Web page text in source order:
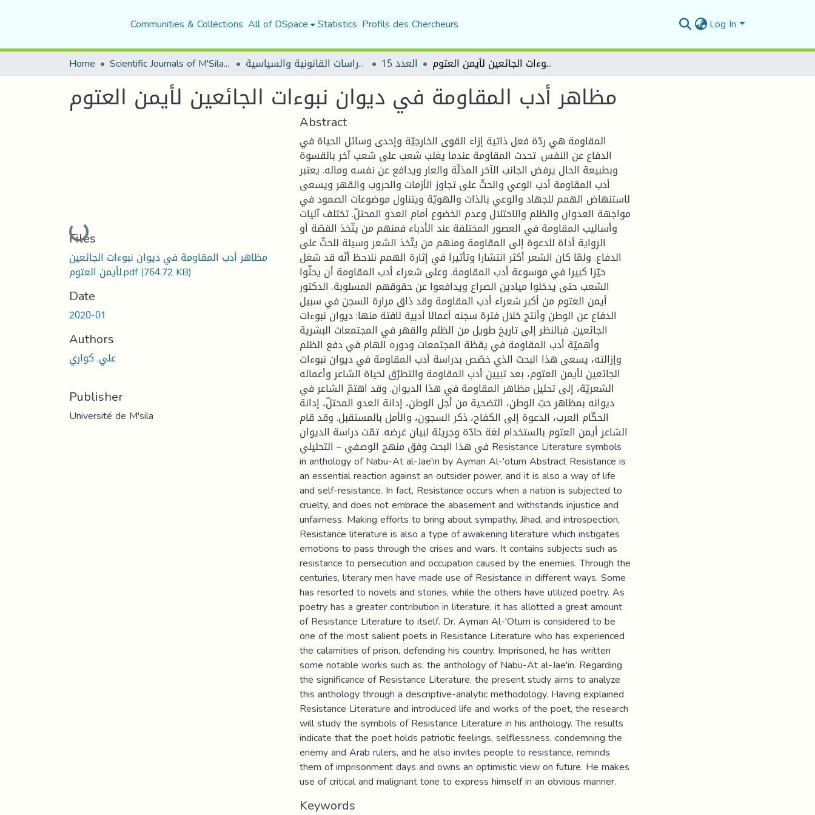
Communities & Collections All of DSpace Statistics Profils des Chercheurs Log In
Home Scientific Journals of M'Sila University مجلة الأستاذ الباحث للدراسات القانونية والسياسية العدد 15 مظاهر أدب المقاومة في دیوان نبوءات الجائعین لأیمن العتوم
مظاهر أدب المقاومة في دیوان نبوءات الجائعین لأیمن العتوم
Loading...
Files
مظاهر أدب المقاومة في دیوان نبوءات الجائعین
لأیمن العتوم.pdf(764.72 KB)
Date
2020-01
Authors
علي, کواري
Publisher
Université de M'sila
Abstract
المقاومة هي ردّة فعل ذاتية إزاء القوی الخارجیّة وإحدی وسائل الحیاة في
الدفاع عن النفس. تحدث المقاومة عندما یغلب شعب علی شعب آخر بالقسوة
وبطبیعة الحال یرفض الجانب الآخر المذلّة والعار ویدافع عن نفسه وماله. یعتبر
أدب المقاومة أدب الوعي والحثّ علی تجاوز الأزمات والحروب والقهر ویسعی
لاستنهاض الهمم للجهاد والوعي بالذات والهویّة ویتناول موضوعات الصمود في
مواجهة العدوان والظلم والاحتلال وعدم الخضوع أمام العدو المحتلّ. تختلف آلیات
وأسالیب المقاومة في العصور المختلفة عند الأدباء فمنهم من یتّخذ القصّة أو
الروایة أداة للدعوة إلی المقاومة ومنهم من یتّخذ الشعر وسیلة للحثّ علی
الدفاع. ولمّا کان الشعر أکثر انتشارا وتأثیرا في إثارة الهمم نلاحظ أنّه قد شغل
حیّزا کبیرا في موسوعة أدب المقاومة. وعلی شعراء أدب المقاومة أن یحثّوا
الشعب حتی یدخلوا میادین الصراع ویدافعوا عن حقوقهم المسلوبة. الدکتور
أیمن العتوم من أکبر شعراء أدب المقاومة وقد ذاق مرارة السجن في سبیل
الدفاع عن الوطن وأنتج خلال فترة سجنه أعمالا أدبیة لافتة منها: دیوان نبوءات
الجائعین. فبالنظر إلی تاریخ طویل من الظلم والقهر في المجتمعات البشریة
وأهمیّة أدب المقاومة في یقظة المجتمعات ودوره الهام في دفع الظلم
وإزالته، یسعی هذا البحث الذي خصّص بدراسة أدب المقاومة في دیوان نبوءات
الجائعین لأیمن العتوم، بعد تبیین أدب المقاومة والتطرّق لحیاة الشاعر وأعماله
الشعریّة، إلی تحلیل مظاهر المقاومة في هذا الدیوان. وقد اهتمّ الشاعر في
دیوانه بمظاهر حبّ الوطن، التضحیة من أجل الوطن، إدانة العدو المحتلّ، إدانة
الحکّام العرب، الدعوة إلی الکفاح، ذکر السجون، والأمل بالمستقبل. وقد قام
الشاعر أیمن العتوم بالستخدام لغة حادّة وجریئة لبیان غرضه. تمّت دراسة الدیوان
في هذا البحث وفق منهج الوصفي – التحلیلي Resistance Literature symbols
in anthology of Nabu-At al-Jae'in by Ayman Al-'otum Abstract Resistance is
an essential reaction against an outsider power, and it is also a way of life
and self-resistance. In fact, Resistance occurs when a nation is subjected to
cruelty, and does not embrace the abasement and withstands injustice and
unfairness. Making efforts to bring about sympathy, Jihad, and introspection,
Resistance literature is also a type of awakening literature which instigates
emotions to pass through the crises and wars. It contains subjects such as
resistance to persecution and occupation caused by the enemies. Through the
centuries, literary men have made use of Resistance in different ways. Some
has resorted to novels and stories, while the others have utilized poetry. As
poetry has a greater contribution in literature, it has allotted a great amount
of Resistance Literature to itself. Dr. Ayman Al-'Otum is considered to be
one of the most salient poets in Resistance Literature who has experienced
the calamities of prison, defending his country. Imprisoned, he has written
some notable works such as: the anthology of Nabu-At al-Jae'in. Regarding
the significance of Resistance Literature, the present study aims to analyze
this anthology through a descriptive-analytic methodology. Having explained
Resistance Literature and introduced life and works of the poet, the research
will study the symbols of Resistance Literature in his anthology. The results
indicate that the poet holds patriotic feelings, selflessness, condemning the
enemy and Arab rulers, and he also invites people to resistance, reminds
them of imprisonment days and owns an optimistic view on future. He makes
use of critical and malignant tone to express himself in an obvious manner.
Keywords